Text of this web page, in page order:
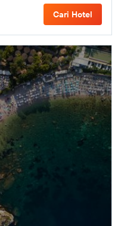
Cari Hotel